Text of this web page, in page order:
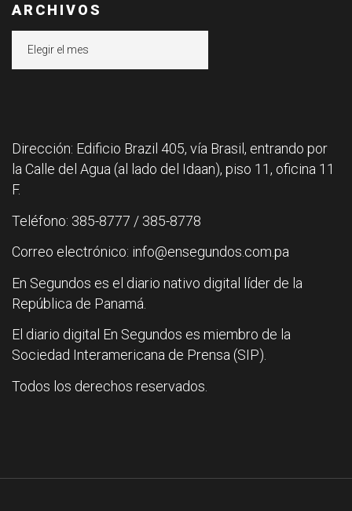
ARCHIVOS
Dirección: Edificio Brazil 405, vía Brasil, entrando por
la Calle del Agua (al lado del Idaan), piso 11, oficina 11
F.
Teléfono: 385-8777 / 385-8778
Correo electrónico: info@ensegundos.com.pa
En Segundos es el diario nativo digital líder de la
República de Panamá.
El diario digital En Segundos es miembro de la
Sociedad Interamericana de Prensa (SIP).
Todos los derechos reservados.